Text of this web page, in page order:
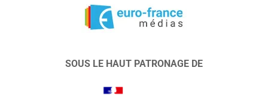
SOUS LE HAUT PATRONAGE DE